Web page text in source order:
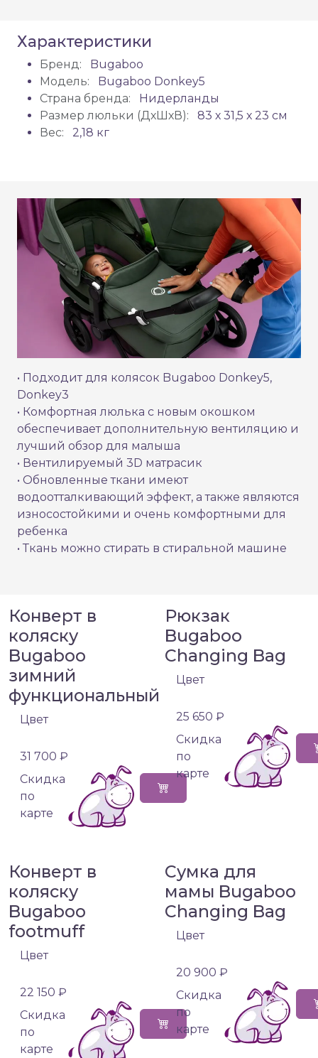
Характеристики
Бренд:
Bugaboo
Модель:
Bugaboo Donkey5
Страна бренда:
Нидерланды
Размер люльки (ДхШхВ):
83 х 31,5 х 23 см
Вес:
2,18 кг
• Подходит для колясок Bugaboo Donkey5,
Donkey3
• Комфортная люлька с новым окошком
обеспечивает дополнительную вентиляцию и
лучший обзор для малыша
• Вентилируемый 3D матрасик
• Обновленные ткани имеют
водоотталкивающий эффект, а также являются
износостойкими и очень комфортными для
ребенка
• Ткань можно стирать в стиральной машине
Конверт в
коляску
Bugaboo
зимний
функциональный
Цвет
31 700 ₽
Cкидка
по
карте
Рюкзак
Bugaboo
Changing Bag
Цвет
25 650 ₽
Cкидка
по
карте
Конверт в
коляску
Bugaboo
footmuff
Цвет
22 150 ₽
Cкидка
по
карте
Сумка для
мамы Bugaboo
Changing Bag
Цвет
20 900 ₽
Cкидка
по
карте